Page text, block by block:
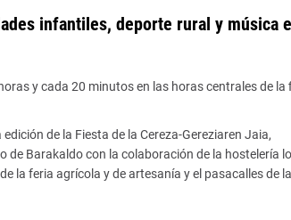
infantiles, deporte rural y música
y cada 20 minutos en las horas centrales de la
de la Fiesta de la Cereza-Gereziaren Jaia,
de Barakaldo con la colaboración de la hostelería
la feria agrícola y de artesanía y el pasacalles de